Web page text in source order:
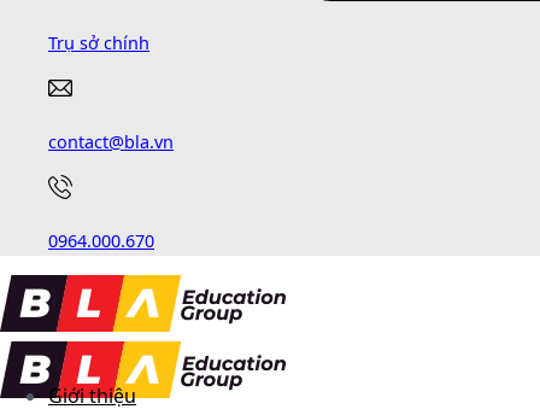
Trụ sở chính
contact@bla.vn
0964.000.670
Giới thiệu